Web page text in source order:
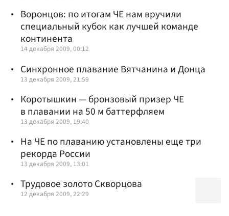
Воронцов: по итогам ЧЕ нам вручили
специальный кубок как лучшей команде
континента
14 декабря 2009, 00:12
Синхронное плавание Вятчанина и Донца
13 декабря 2009, 21:59
Коротышкин — бронзовый призер ЧЕ
в плавании на 50 м баттерфляем
13 декабря 2009, 19:40
На ЧЕ по плаванию установлены еще три
рекорда России
13 декабря 2009, 13:01
Трудовое золото Скворцова
12 декабря 2009, 22:29